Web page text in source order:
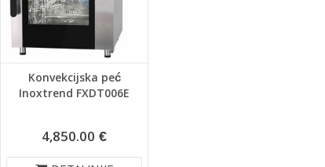
Konvekcijska peć
Inoxtrend FXDT006E
4,850.00 €